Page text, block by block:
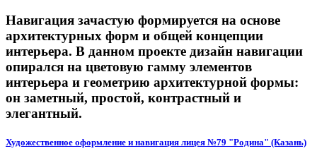
Навигация зачастую формируется на основе
архитектурных форм и общей концепции
интерьера. В данном проекте дизайн навигации
опирался на цветовую гамму элементов
интерьера и геометрию архитектурной формы:
он заметный, простой, контрастный и
элегантный.
Художественное оформление и навигация лицея №79 "Родина" (Казань)